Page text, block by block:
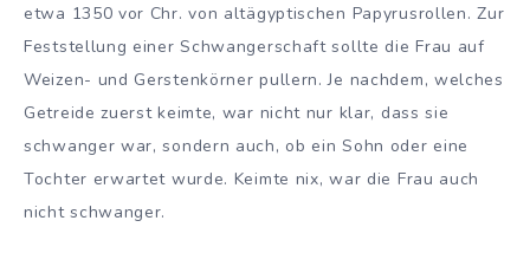
etwa 1350 vor Chr. von altägyptischen Papyrusrollen. Zur
Feststellung einer Schwangerschaft sollte die Frau auf
Weizen- und Gerstenkörner pullern. Je nachdem, welches
Getreide zuerst keimte, war nicht nur klar, dass sie
schwanger war, sondern auch, ob ein Sohn oder eine
Tochter erwartet wurde. Keimte nix, war die Frau auch
nicht schwanger.